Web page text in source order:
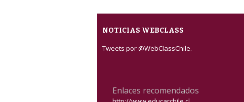
NOTICIAS WEBCLASS
Tweets por @WebClassChile.
Enlaces recomendados